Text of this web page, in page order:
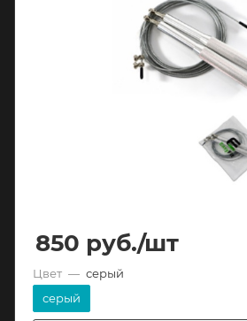
850 руб./шт
Цвет — серый
серый